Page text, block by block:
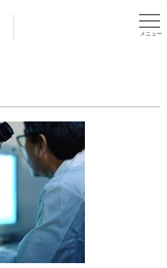
メニュー